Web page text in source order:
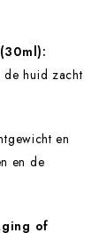
(30ml):
de huid zacht
en
en de
of